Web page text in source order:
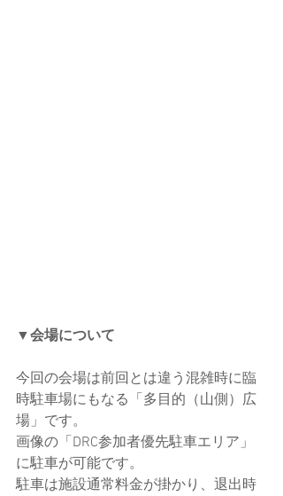
▼会場について
今回の会場は前回とは違う混雑時に臨
時駐車場にもなる「多目的（山側）広
場」です。
画像の「DRC参加者優先駐車エリア」
に駐車が可能です。
駐車は施設通常料金が掛かり、退出時